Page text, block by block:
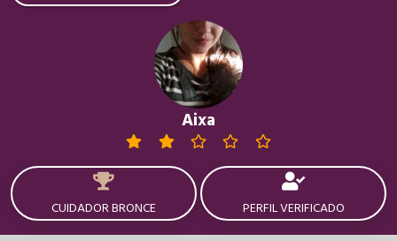
Aixa
CUIDADOR BRONCE PERFIL VERIFICADO